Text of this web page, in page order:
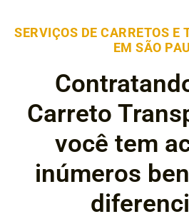
SERVIÇOS DE CARRETOS E
EM SÃO
Carreto
você tem
inúmeros